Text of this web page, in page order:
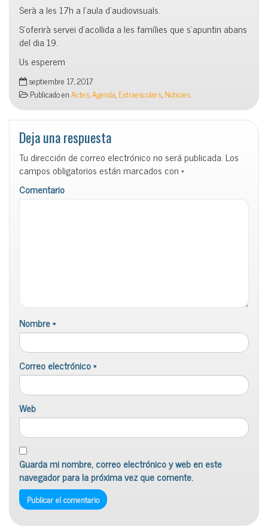
Serà a les 17h a l’aula d’audiovisuals.
S’oferirà servei d’acollida a les famílies que s’apuntin abans
del dia 19.
Us esperem
septiembre 17, 2017
Publicado enActes,Agenda,Extraescolars,Noticies
Deja una respuesta
Tu dirección de correo electrónico no será publicada.Los
campos obligatorios están marcados con*
Comentario
Nombre*
Correo electrónico*
Web
Guarda mi nombre, correo electrónico y web en este
navegador para la próxima vez que comente.